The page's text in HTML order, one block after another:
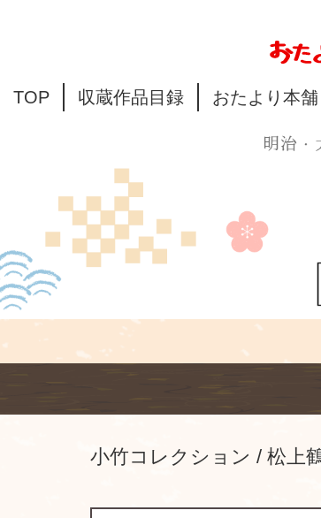
TOP 収蔵作品目録 おたより本舗
小竹コレクション 松上